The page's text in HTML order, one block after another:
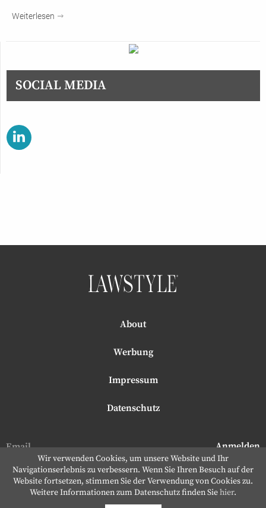
Weiterlesen
SOCIAL MEDIA
About
Werbung
Impressum
Datenschutz
Wir verwenden Cookies, um unsere Website und Ihr
Navigationserlebnis zu verbessern. Wenn Sie Ihren Besuch auf der
Website fortsetzen, stimmen Sie der Verwendung von Cookies zu.
Weitere Informationen zum Datenschutz finden Siehier.